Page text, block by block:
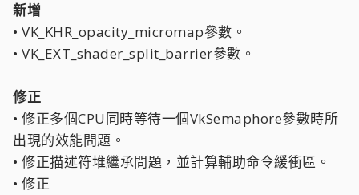
新增
• VK_KHR_opacity_micromap參數。
• VK_EXT_shader_split_barrier參數。
修正
• 修正多個CPU同時等待一個VkSemaphore參數時所
出現的效能問題。
• 修正描述符堆繼承問題，並計算輔助命令緩衝區。
• 修正